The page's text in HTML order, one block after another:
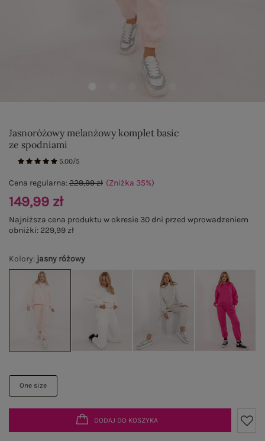
Jasnoróżowy melanżowy komplet basic
ze spodniami
5.00/5
Kolory: jasny różowy
One size
Cena regularna:229,99 zł (Zniżka 35%)
149,99 zł
Najniższa cena produktu w okresie 30 dni przed wprowadzeniem
obniżki: 229,99 zł
DODAJ DO KOSZYKA